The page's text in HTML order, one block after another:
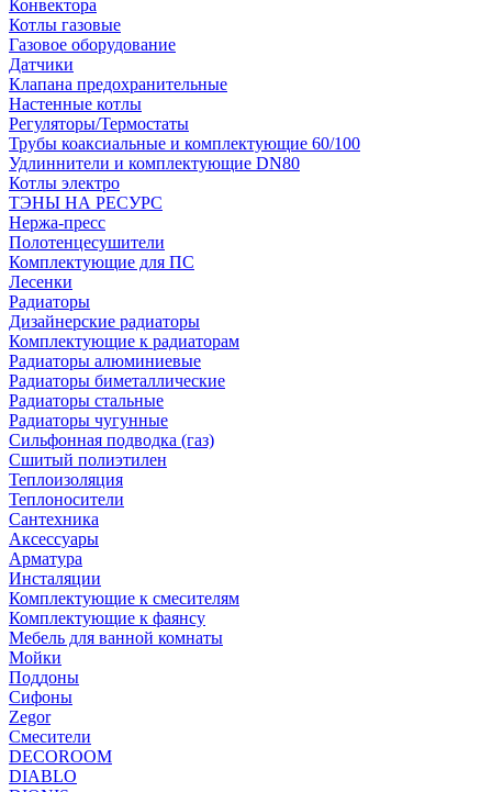
Конвектора
Котлы газовые
Газовое оборудование
Датчики
Клапана предохранительные
Настенные котлы
Регуляторы/Термостаты
Трубы коаксиальные и комплектующие 60/100
Удлиннители и комплектующие DN80
Котлы электро
ТЭНЫ НА РЕСУРС
Нержа-пресс
Полотенцесушители
Комплектующие для ПС
Лесенки
Радиаторы
Дизайнерские радиаторы
Комплектующие к радиаторам
Радиаторы алюминиевые
Радиаторы биметаллические
Радиаторы стальные
Радиаторы чугунные
Сильфонная подводка (газ)
Сшитый полиэтилен
Теплоизоляция
Теплоносители
Сантехника
Аксессуары
Арматура
Инсталяции
Комплектующие к смесителям
Комплектующие к фаянсу
Мебель для ванной комнаты
Мойки
Поддоны
Сифоны
Zegor
Смесители
DECOROOM
DIABLO